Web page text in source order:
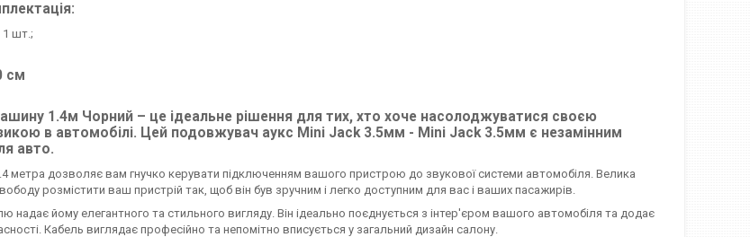
1 шт.;
см
1.4м Чорний – це ідеальне рішення для тих, хто хоче насолоджуватися своєю
в автомобілі. Цей подовжувач аукс Mini Jack 3.5мм - Mini Jack 3.5мм є незамінним
авто.
метра дозволяє вам гнучко керувати підключенням вашого пристрою до звукової системи автомобіля. Велика
розмістити ваш пристрій так, щоб він був зручним і легко доступним для вас і ваших пасажирів.
надає йому елегантного та стильного вигляду. Він ідеально поєднується з інтер'єром вашого автомобіля та додає
Кабель виглядає професійно та непомітно вписується у загальний дизайн салону.